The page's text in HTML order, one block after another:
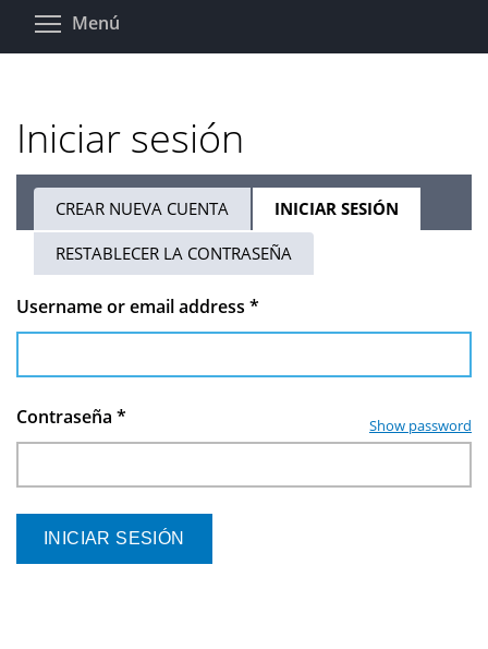
Pasar
Menú
Iniciar sesión
Solapas
principales
CREAR NUEVA CUENTA INICIAR SESIÓN
ACTIVA)
RESTABLECER LA CONTRASEÑA
Username or email address *
Contraseña * Show password